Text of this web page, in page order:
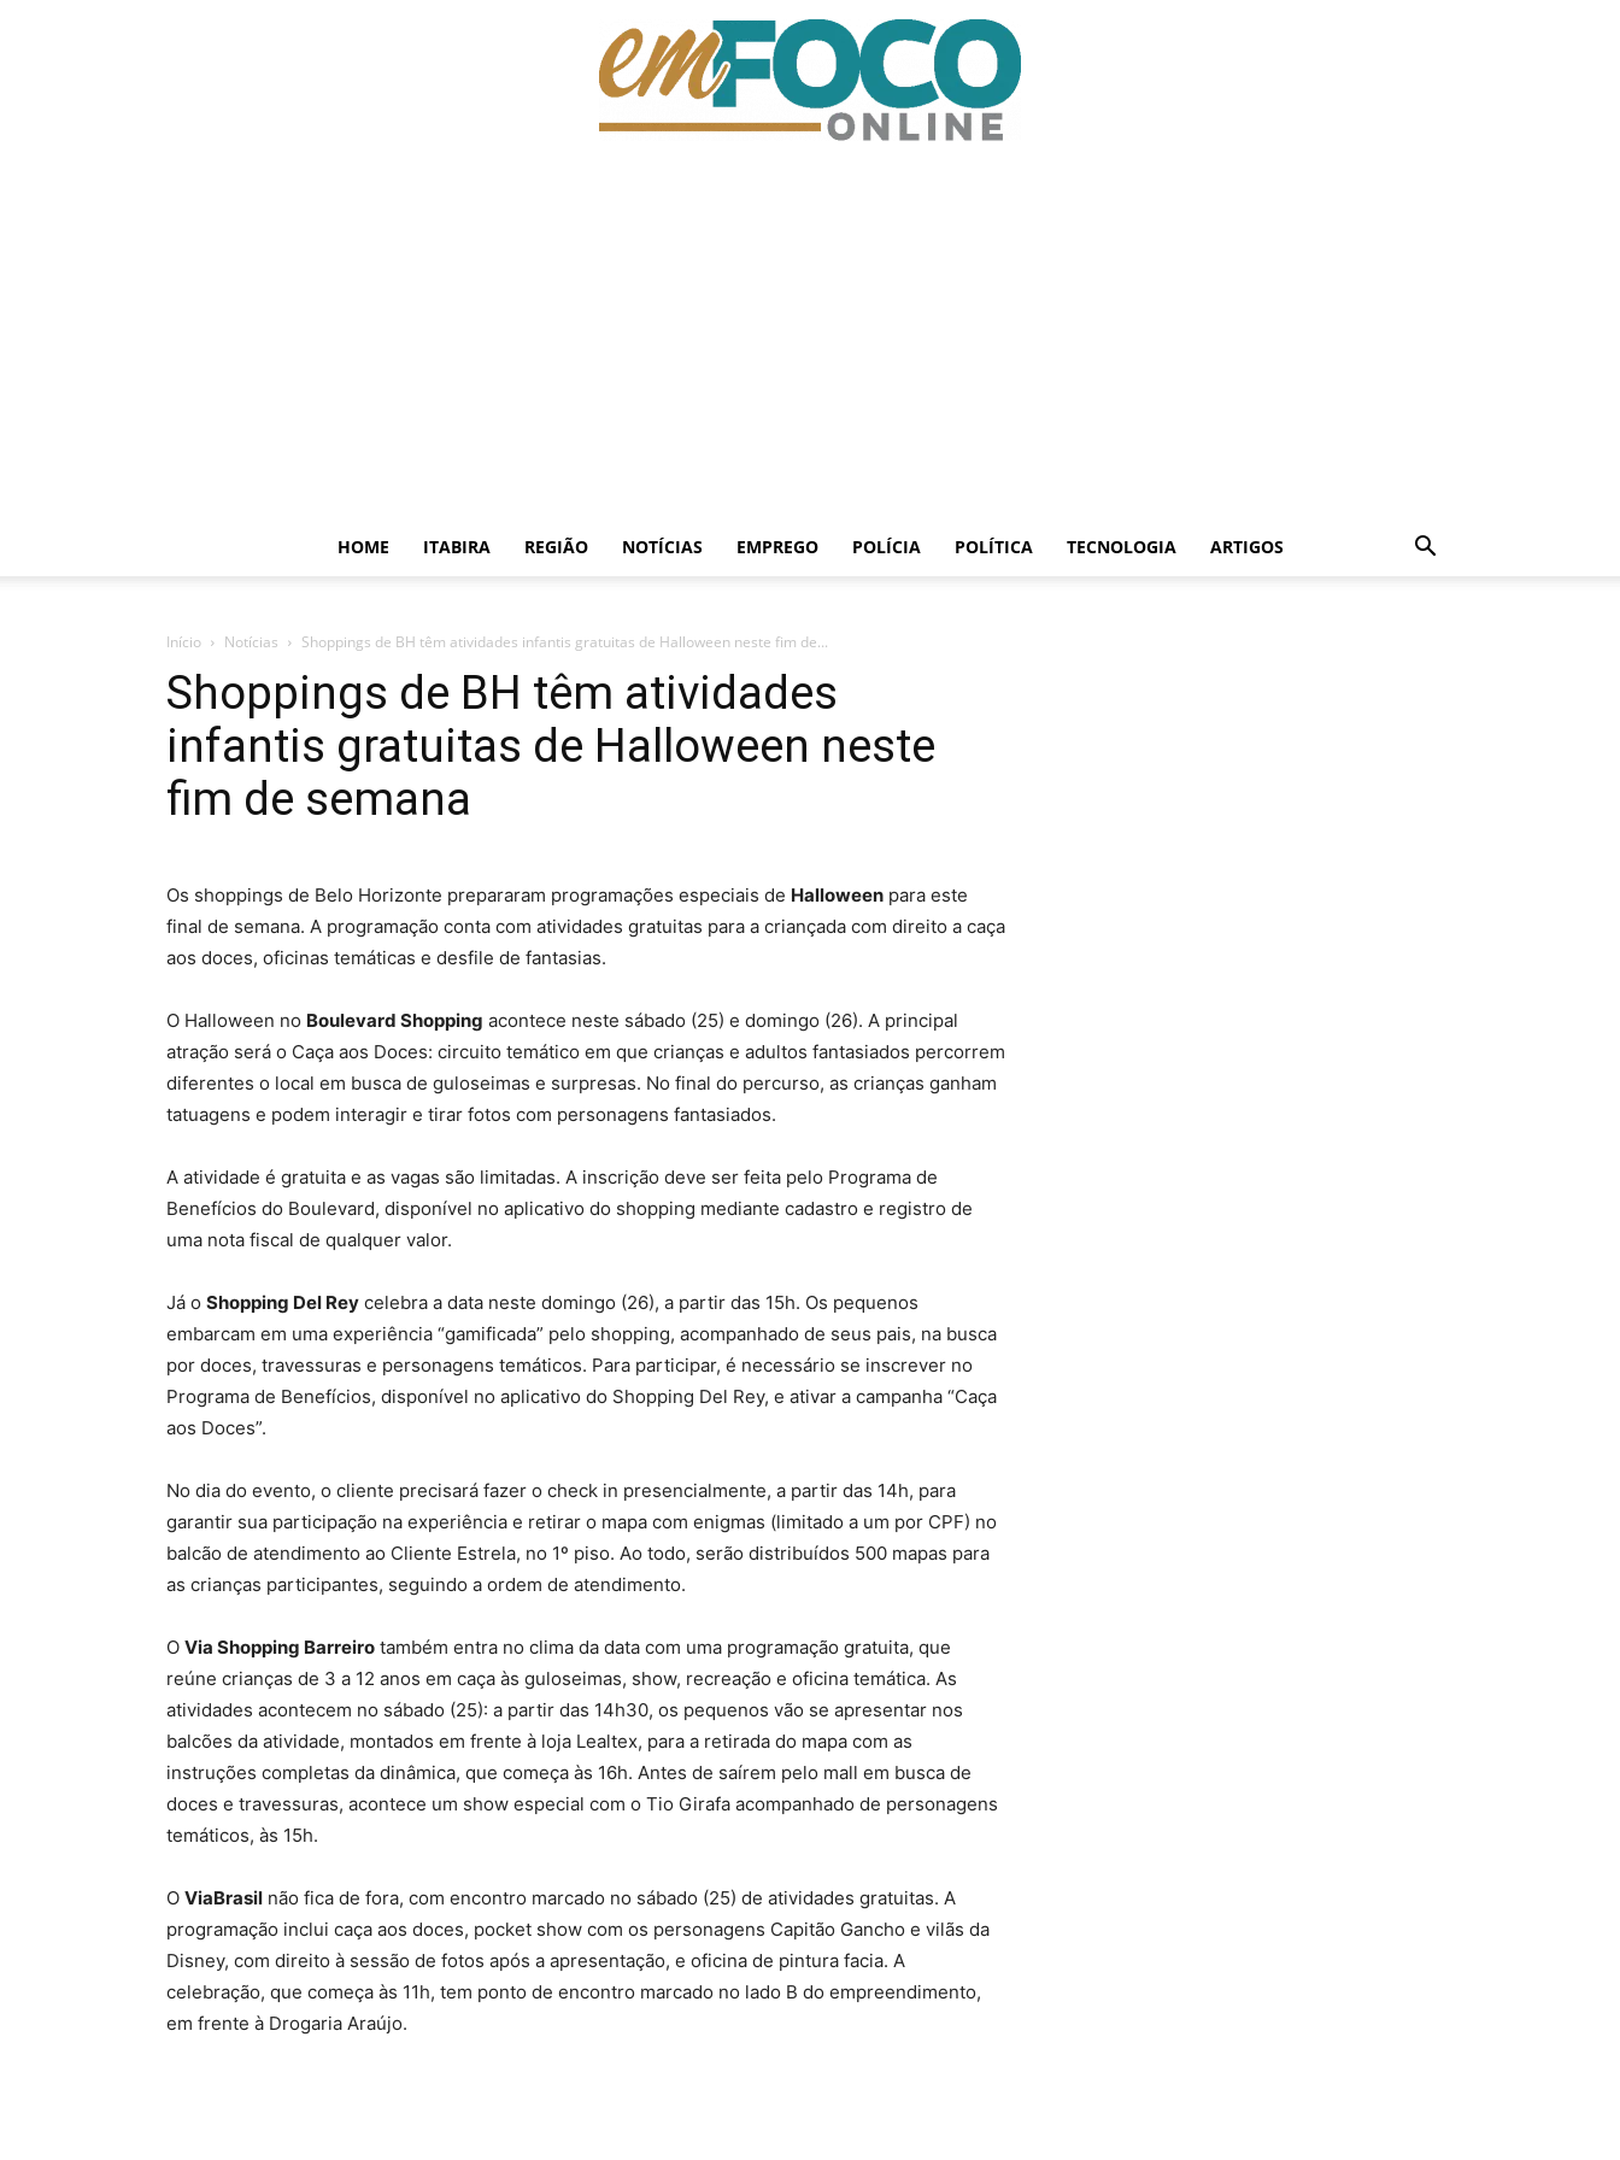
HOME ITABIRA REGIÃO NOTÍCIAS EMPREGO POLÍCIA POLÍTICA TECNOLOGIA ARTIGOS
Início Notícias Shoppings de BH têm atividades infantis gratuitas de Halloween neste fim de...
Shoppings de BH têm atividades
infantis gratuitas de Halloween neste
fim de semana
Os shoppings de Belo Horizonte prepararam programações especiais de Halloween para este
final de semana. A programação conta com atividades gratuitas para a criançada com direito a caça
aos doces, oficinas temáticas e desfile de fantasias.
O Halloween no Boulevard Shopping acontece neste sábado (25) e domingo (26). A principal
atração será o Caça aos Doces: circuito temático em que crianças e adultos fantasiados percorrem
diferentes o local em busca de guloseimas e surpresas. No final do percurso, as crianças ganham
tatuagens e podem interagir e tirar fotos com personagens fantasiados.
A atividade é gratuita e as vagas são limitadas. A inscrição deve ser feita pelo Programa de
Benefícios do Boulevard, disponível no aplicativo do shopping mediante cadastro e registro de
uma nota fiscal de qualquer valor.
Já o Shopping Del Rey celebra a data neste domingo (26), a partir das 15h. Os pequenos
embarcam em uma experiência “gamificada” pelo shopping, acompanhado de seus pais, na busca
por doces, travessuras e personagens temáticos. Para participar, é necessário se inscrever no
Programa de Benefícios, disponível no aplicativo do Shopping Del Rey, e ativar a campanha “Caça
aos Doces”.
No dia do evento, o cliente precisará fazer o check in presencialmente, a partir das 14h, para
garantir sua participação na experiência e retirar o mapa com enigmas (limitado a um por CPF) no
balcão de atendimento ao Cliente Estrela, no 1º piso. Ao todo, serão distribuídos 500 mapas para
as crianças participantes, seguindo a ordem de atendimento.
O Via Shopping Barreiro também entra no clima da data com uma programação gratuita, que
reúne crianças de 3 a 12 anos em caça às guloseimas, show, recreação e oficina temática. As
atividades acontecem no sábado (25): a partir das 14h30, os pequenos vão se apresentar nos
balcões da atividade, montados em frente à loja Lealtex, para a retirada do mapa com as
instruções completas da dinâmica, que começa às 16h. Antes de saírem pelo mall em busca de
doces e travessuras, acontece um show especial com o Tio Girafa acompanhado de personagens
temáticos, às 15h.
O ViaBrasil não fica de fora, com encontro marcado no sábado (25) de atividades gratuitas. A
programação inclui caça aos doces, pocket show com os personagens Capitão Gancho e vilãs da
Disney, com direito à sessão de fotos após a apresentação, e oficina de pintura facia. A
celebração, que começa às 11h, tem ponto de encontro marcado no lado B do empreendimento,
em frente à Drogaria Araújo.